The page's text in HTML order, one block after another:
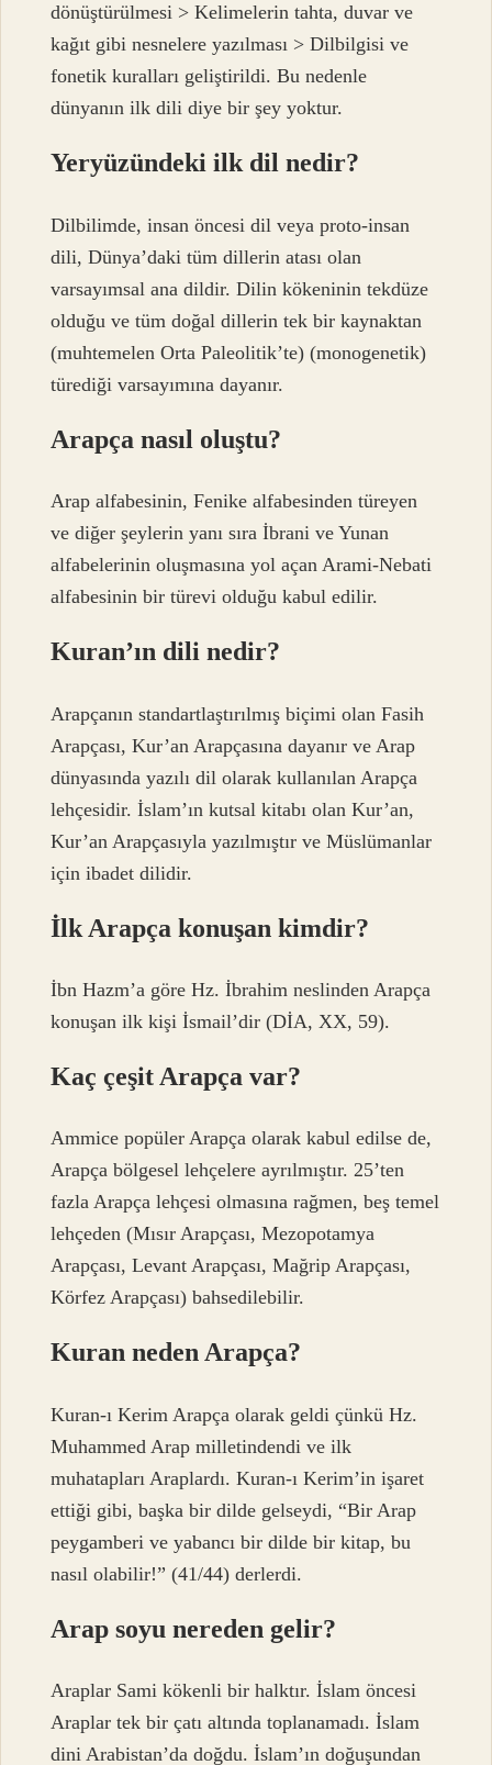
dönüştürülmesi > Kelimelerin tahta, duvar ve
kağıt gibi nesnelere yazılması > Dilbilgisi ve
fonetik kuralları geliştirildi. Bu nedenle
dünyanın ilk dili diye bir şey yoktur.
Yeryüzündeki ilk dil nedir?
Dilbilimde, insan öncesi dil veya proto-insan
dili, Dünya’daki tüm dillerin atası olan
varsayımsal ana dildir. Dilin kökeninin tekdüze
olduğu ve tüm doğal dillerin tek bir kaynaktan
(muhtemelen Orta Paleolitik’te) (monogenetik)
türediği varsayımına dayanır.
Arapça nasıl oluştu?
Arap alfabesinin, Fenike alfabesinden türeyen
ve diğer şeylerin yanı sıra İbrani ve Yunan
alfabelerinin oluşmasına yol açan Arami-Nebati
alfabesinin bir türevi olduğu kabul edilir.
Kuran’ın dili nedir?
Arapçanın standartlaştırılmış biçimi olan Fasih
Arapçası, Kur’an Arapçasına dayanır ve Arap
dünyasında yazılı dil olarak kullanılan Arapça
lehçesidir. İslam’ın kutsal kitabı olan Kur’an,
Kur’an Arapçasıyla yazılmıştır ve Müslümanlar
için ibadet dilidir.
İlk Arapça konuşan kimdir?
İbn Hazm’a göre Hz. İbrahim neslinden Arapça
konuşan ilk kişi İsmail’dir (DİA, XX, 59).
Kaç çeşit Arapça var?
Ammice popüler Arapça olarak kabul edilse de,
Arapça bölgesel lehçelere ayrılmıştır. 25’ten
fazla Arapça lehçesi olmasına rağmen, beş temel
lehçeden (Mısır Arapçası, Mezopotamya
Arapçası, Levant Arapçası, Mağrip Arapçası,
Körfez Arapçası) bahsedilebilir.
Kuran neden Arapça?
Kuran-ı Kerim Arapça olarak geldi çünkü Hz.
Muhammed Arap milletindendi ve ilk
muhatapları Araplardı. Kuran-ı Kerim’in işaret
ettiği gibi, başka bir dilde gelseydi, “Bir Arap
peygamberi ve yabancı bir dilde bir kitap, bu
nasıl olabilir!” (41/44) derlerdi.
Arap soyu nereden gelir?
Araplar Sami kökenli bir halktır. İslam öncesi
Araplar tek bir çatı altında toplanamadı. İslam
dini Arabistan’da doğdu. İslam’ın doğuşundan